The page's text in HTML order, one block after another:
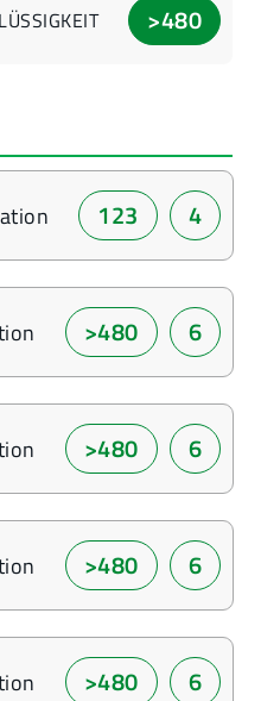
>480
123 4
>480 6
>480 6
>480 6
>480 6